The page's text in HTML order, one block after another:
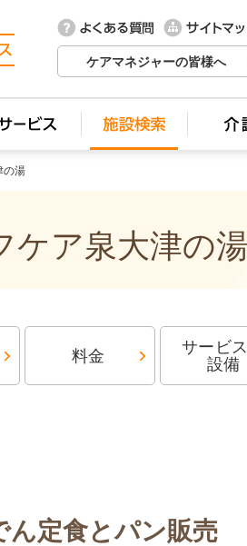
ケアマネジャーの皆様へ
の湯
ケア泉大津の
料金
サービス
設備
ん定食とパン販売